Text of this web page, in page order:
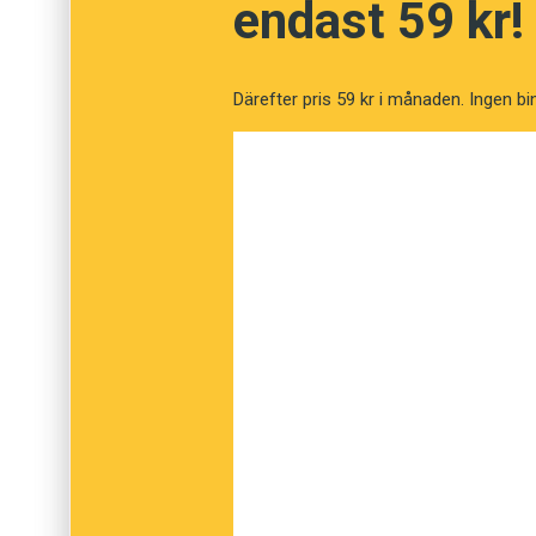
Bo Bergman är medarbetare i Sydsvenskan
endast 59 kr!
Därefter pris 59 kr i månaden. Ingen